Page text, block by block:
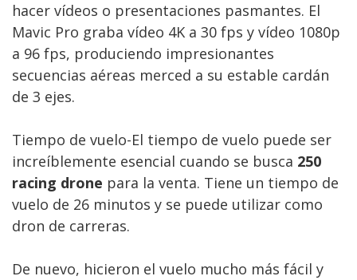
hacer vídeos o presentaciones pasmantes. El
Mavic Pro graba vídeo 4K a 30 fps y vídeo 1080p
a 96 fps, produciendo impresionantes
secuencias aéreas merced a su estable cardán
de 3 ejes.
Tiempo de vuelo-El tiempo de vuelo puede ser
increíblemente esencial cuando se busca 250
racing drone para la venta. Tiene un tiempo de
vuelo de 26 minutos y se puede utilizar como
dron de carreras.
De nuevo, hicieron el vuelo mucho más fácil y